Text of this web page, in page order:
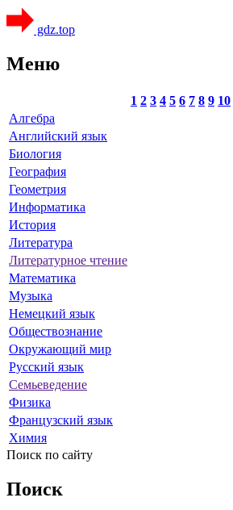
gdz.top
Меню
1 2 3 4 5 6 7 8 9 10
Алгебра
Английский язык
Биология
География
Геометрия
Информатика
История
Литература
Литературное чтение
Математика
Музыка
Немецкий язык
Обществознание
Окружающий мир
Русский язык
Семьеведение
Физика
Французский язык
Химия
Поиск по сайту
Поиск